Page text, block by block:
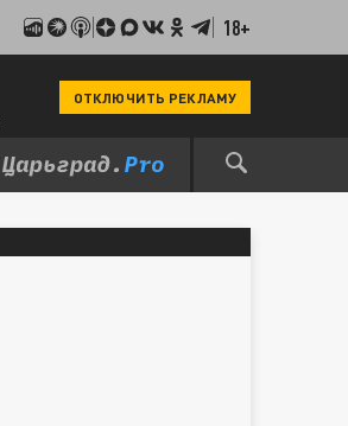
18+
ОТКЛЮЧИТЬ РЕКЛАМУ